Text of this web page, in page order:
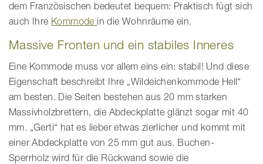
dem Französischen bedeutet bequem: Praktisch fügt sich
auch Ihre Kommode in die Wohnräume ein.
Massive Fronten und ein stabiles Inneres
Eine Kommode muss vor allem eins ein: stabil! Und diese
Eigenschaft beschreibt Ihre „Wildeichenkommode Hell“
am besten. Die Seiten bestehen aus 20 mm starken
Massivholzbrettern, die Abdeckplatte glänzt sogar mit 40
mm. „Gerti“ hat es lieber etwas zierlicher und kommt mit
einer Abdeckplatte von 25 mm gut aus. Buchen-
Sperrholz wird für die Rückwand sowie die